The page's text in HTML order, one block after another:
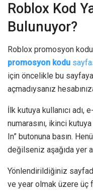
Roblox Kod
Bulunuyor?
Roblox promosyon
promosyon kodu
için öncelikle bu
açmadıysanız
İlk kutuya kullanıcı
numarasını, ikinci
In” butonuna basın.
değilseniz aşağıda yer
Yönlendirildiğiniz
ve year olmak üzere üç